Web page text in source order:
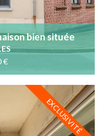
bien située
€
EXCLUSIVITÉ